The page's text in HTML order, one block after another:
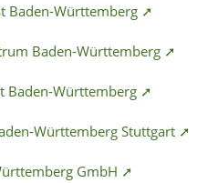
Baden-Württemberg ➚
Baden-Württemberg ➚
Baden-Württemberg ➚
Württemberg Stuttgart ➚
GmbH ➚